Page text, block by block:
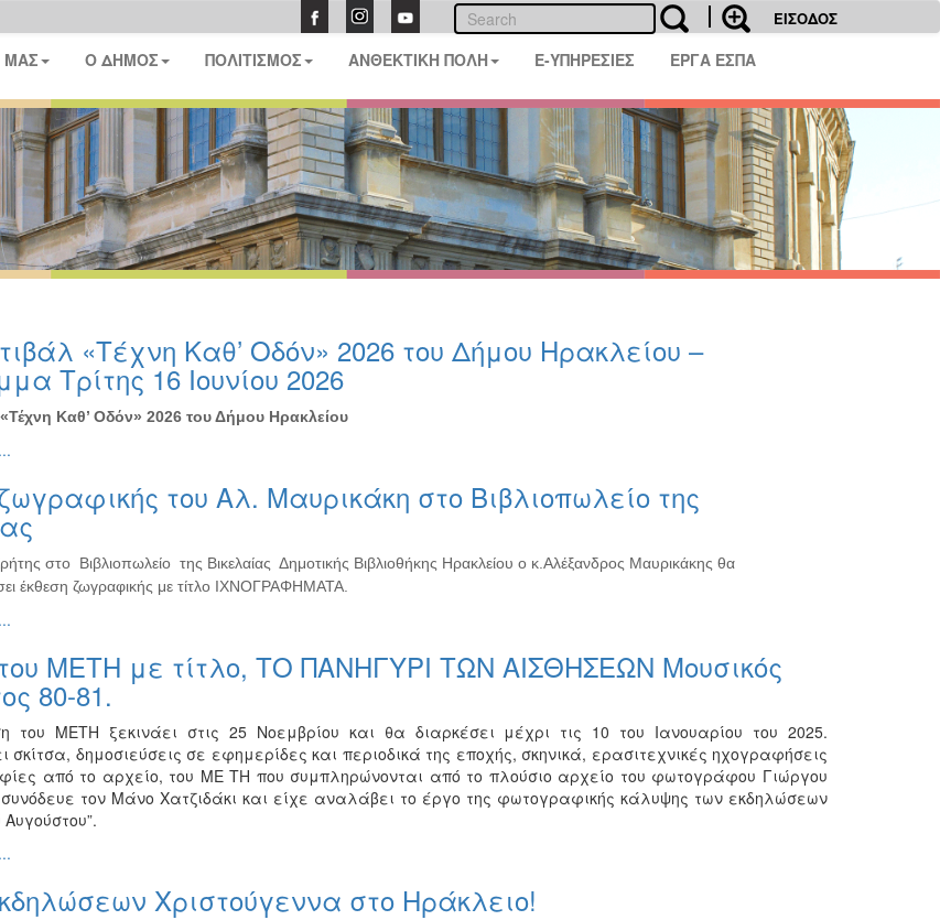
ΕΙΣΟΔΟΣ
ΜΑΣ Ο ΔΗΜΟΣ ΠΟΛΙΤΙΣΜΟΣ ΑΝΘΕΚΤΙΚΗ ΠΟΛΗ E-ΥΠΗΡΕΣΙΕΣ ΕΡΓΑ ΕΣΠΑ
«Τέχνη Καθ’ Οδόν» 2026 του Δήμου Ηρακλείου –
Τρίτης 16 Ιουνίου 2026
Καθ’ Οδόν» 2026 του Δήμου Ηρακλείου
του Αλ. Μαυρικάκη στο Βιβλιοπωλείο της
στο Βιβλιοπωλείο της Βικελαίας Δημοτικής Βιβλιοθήκης Ηρακλείου ο κ.Αλέξανδρος Μαυρικάκης θα
έκθεση ζωγραφικής με τίτλο ΙΧΝΟΓΡΑΦΗΜΑΤΑ.
ΜΕΤΗ με τίτλο, ΤΟ ΠΑΝΗΓΥΡΙ ΤΩΝ ΑΙΣΘΗΣΕΩΝ Μουσικός
80-81.
του ΜΕΤΗ ξεκινάει στις 25 Νοεμβρίου και θα διαρκέσει μέχρι τις 10 του Ιανουαρίου του 2025.
σκίτσα, δημοσιεύσεις σε εφημερίδες και περιοδικά της εποχής, σκηνικά, ερασιτεχνικές ηχογραφήσεις
από το αρχείο, του ΜΕ ΤΗ που συμπληρώνονται από το πλούσιο αρχείο του φωτογράφου Γιώργου
τον Μάνο Χατζιδάκι και είχε αναλάβει το έργο της φωτογραφικής κάλυψης των εκδηλώσεων
Αυγούστου”.
Χριστούγεννα στο Ηράκλειο!